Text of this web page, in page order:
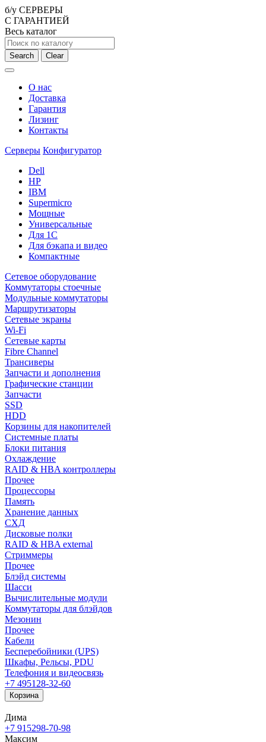
б/у СЕРВЕРЫ
С ГАРАНТИЕЙ
Весь каталог
Search Clear
О нас
Доставка
Гарантия
Лизинг
Контакты
Серверы Конфигуратор
Dell
HP
IBM
Supermicro
Мощные
Универсальные
Для 1С
Для бэкапа и видео
Компактные
Сетевое оборудование
Коммутаторы стоечные
Модульные коммутаторы
Маршрутизаторы
Сетевые экраны
Wi-Fi
Сетевые карты
Fibre Channel
Трансиверы
Запчасти и дополнения
Графические станции
Запчасти
SSD
HDD
Корзины для накопителей
Системные платы
Блоки питания
Охлаждение
RAID & HBA контроллеры
Прочее
Процессоры
Память
Хранение данных
СХД
Дисковые полки
RAID & HBA external
Стриммеры
Прочее
Блэйд системы
Шасси
Вычислительные модули
Коммутаторы для блэйдов
Мезонин
Прочее
Кабели
Бесперебойники (UPS)
Шкафы, Рельсы, PDU
Телефония и видеосвязь
+7 495128-32-60
Корзина
Дима
+7 915298-70-98
Максим